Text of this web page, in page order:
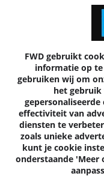
FWD gebruikt
informatie op te
gebruiken wij om
het gebruik
effectiviteit van
diensten te
zoals unieke
kunt je cookie
onderstaande 'Meer